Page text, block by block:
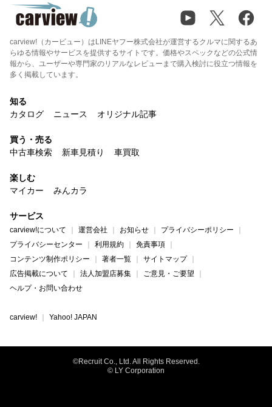
carview!（カービュー）はLINEヤフー株式会社が運営するクルマに関するあ
らゆる情報やサービスを提供するサイトです。価格やスペックなどの公式情
報から、ユーザーや専門家のリアルなレビューまで購入検討に役立つ情報を
多く掲載しています。
知る
カタログ
ニュース オリジナル記事
買う・売る
中古車検索
新車見積り 車買取
楽しむ
マイカー
みんカラ
サービス
carview!について 運営会社 お知らせ
プライバシーポリシー
プライバシーセンター
利用規約
免責事項
コンテンツ制作ポリシー
著者一覧
サイトマップ
広告掲載について
法人加盟店募集
ご意見・ご要望
ヘルプ・お問い合わせ
carview! Yahoo! JAPAN
©Recruit Co., Ltd. All Rights Reserved.
© LY Corporation